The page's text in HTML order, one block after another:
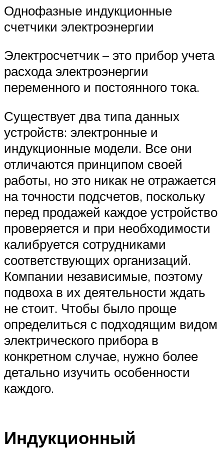
Однофазные индукционные
счетчики электроэнергии
Электросчетчик – это прибор учета
расхода электроэнергии
переменного и постоянного тока.
Существует два типа данных
устройств: электронные и
индукционные модели. Все они
отличаются принципом своей
работы, но это никак не отражается
на точности подсчетов, поскольку
перед продажей каждое устройство
проверяется и при необходимости
калибруется сотрудниками
соответствующих организаций.
Компании независимые, поэтому
подвоха в их деятельности ждать
не стоит. Чтобы было проще
определиться с подходящим видом
электрического прибора в
конкретном случае, нужно более
детально изучить особенности
каждого.
Индукционный